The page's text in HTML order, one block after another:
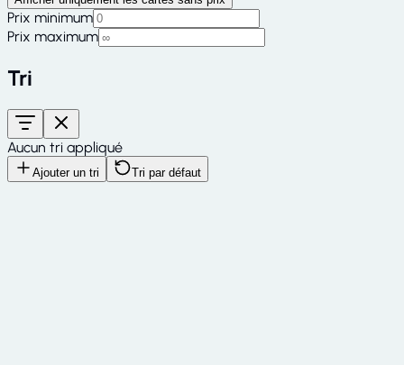
Prix minimum
Prix maximum
Tri
Aucun tri appliqué
Ajouter un tri Tri par défaut